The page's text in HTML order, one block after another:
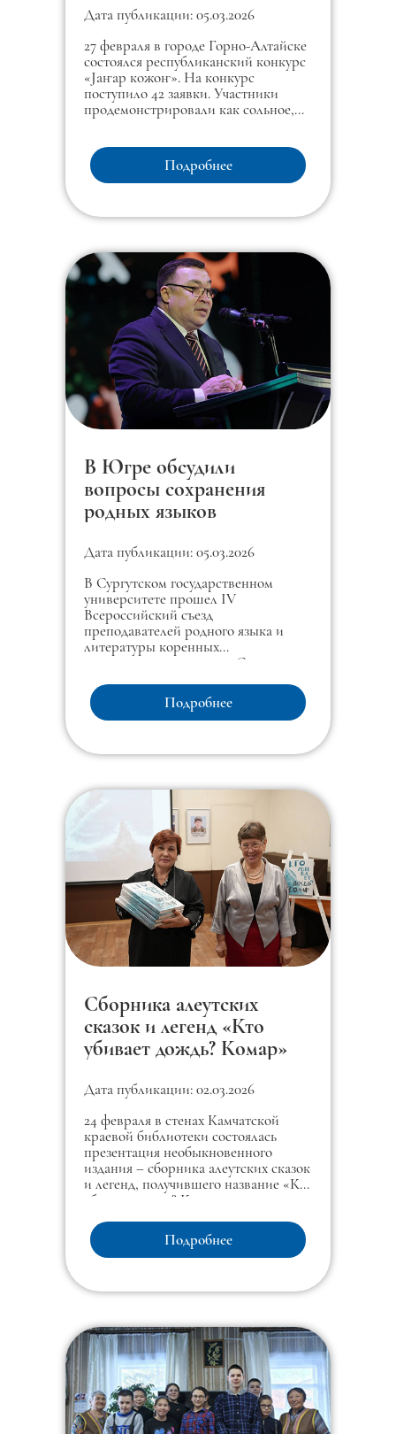
Дата публикации: 05.03.2026
27 февраля в городе Горно-Алтайске
состоялся республиканский конкурс
«Jаҥар кожоҥ». На конкурс
поступило 42 заявки. Участники
продемонстрировали как сольное,
Подробнее
В Югре обсудили
вопросы сохранения
родных языков
Дата публикации: 05.03.2026
В Сургутском государственном
университете прошел IV
Всероссийский съезд
преподавателей родного языка и
литературы коренных
малочисленных народов Севера,
Подробнее
Сборника алеутских
сказок и легенд «Кто
убивает дождь? Комар»
Дата публикации: 02.03.2026
24 февраля в стенах Камчатской
краевой библиотеки состоялась
презентация необыкновенного
издания – сборника алеутских сказок
и легенд, получившего название «Кто
убивает дождь? Комар».
Подробнее